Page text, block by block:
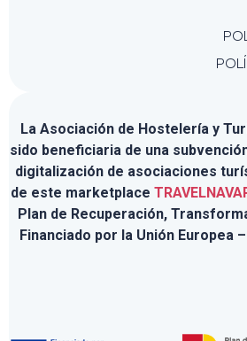
La Asociación de Hostelería y
sido beneficiaria de una
digitalización de asociaciones
de este marketplace
Plan de Recuperación,
Financiado por la Unión Europea